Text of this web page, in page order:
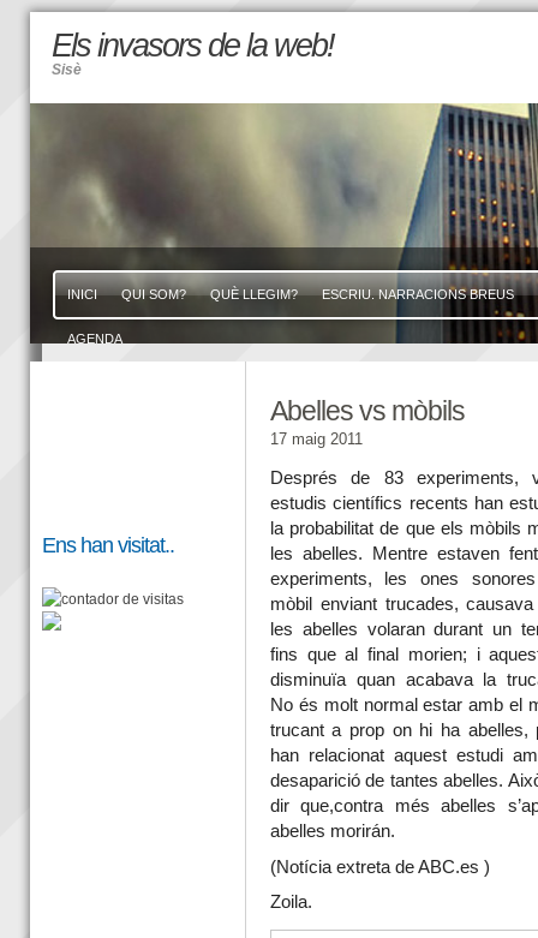
Els invasors de la web!
Sisè
INICI QUI SOM? QUÈ LLEGIM? ESCRIU. NARRACIONS BREUS
AGENDA
Abelles vs mòbils
17 maig 2011
Després de 83 experiments,
estudis científics recents han
la probabilitat de que els mòbils
les abelles. Mentre estaven
experiments, les ones
mòbil enviant trucades,
les abelles volaran durant un
fins que al final morien; i
disminuïa quan acabava la
No és molt normal estar amb el
trucant a prop on hi ha abelles,
han relacionat aquest estudi
desaparició de tantes abelles.
dir que,contra més abelles
abelles morirán.
(Notícia extreta de ABC.es )
Zoila.
Ens han visitat..